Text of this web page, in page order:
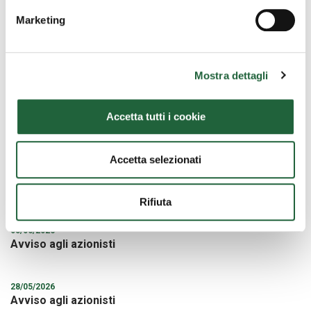
Marketing
Mostra dettagli
Accetta tutti i cookie
Accetta selezionati
Rifiuta
Documentazione
Ultime news
Avviso agli azionisti: Modifica della Denominazione
Sociale
05/06/2026
Avviso agli azionisti
28/05/2026
Avviso agli azionisti